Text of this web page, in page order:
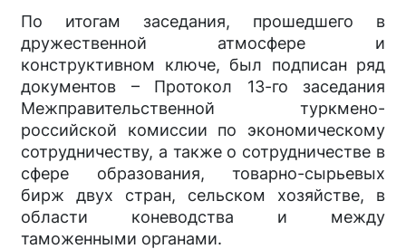
По итогам заседания, прошедшего в
дружественной атмосфере и
конструктивном ключе, был подписан ряд
документов – Протокол 13-го заседания
Межправительственной туркмено-
российской комиссии по экономическому
сотрудничеству, а также о сотрудничестве в
сфере образования, товарно-сырьевых
бирж двух стран, сельском хозяйстве, в
области коневодства и между
таможенными органами.